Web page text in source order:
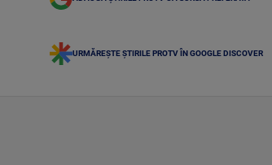
URMĂREȘTE ȘTIRILE PROTV ÎN GOOGLE DISCOVER